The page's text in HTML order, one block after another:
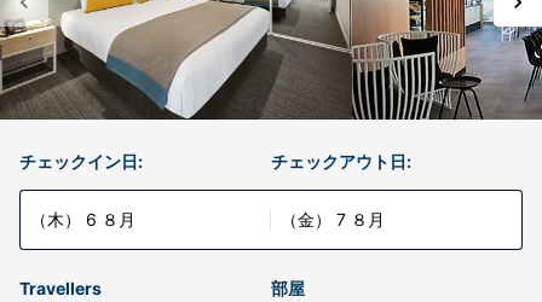
チェックイン日:
（木） 6 ８月
チェックアウト日:
（金） 7 ８月
Travellers 部屋